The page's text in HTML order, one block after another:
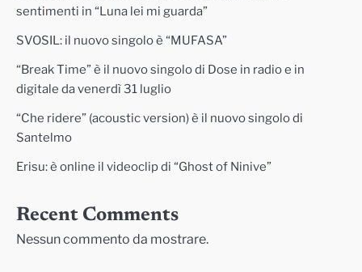
sentimenti in “Luna lei mi guarda”
SVOSIL: il nuovo singolo è “MUFASA”
“Break Time” è il nuovo singolo di Dose in radio e in
digitale da venerdì 31 luglio
“Che ridere” (acoustic version) è il nuovo singolo di
Santelmo
Erisu: è online il videoclip di “Ghost of Ninive”
Recent Comments
Nessun commento da mostrare.